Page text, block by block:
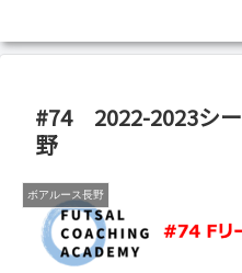
#74 2022-2023シ
野
ボアルース長野